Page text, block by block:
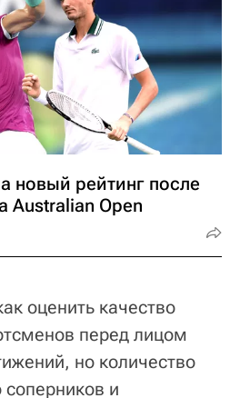
новый рейтинг после
Australian Open
оценить качество
перед лицом
но количество
соперников и